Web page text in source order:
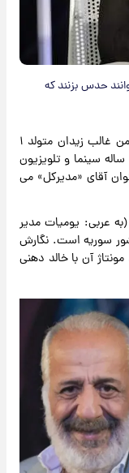
حدس بزنند که
، أیمن زیدان با نام کامل أیمن غالب زیدان متولد ۱
سپتامبر ۱۹۵۶ در رحیبه، ریف دمشق) بازیگر 69 ساله سینما و تلویزیون
آقای «مدیرکل» می
عربی: یومیات مدیر
سوریه است. نگارش
آن با خالد دهنی